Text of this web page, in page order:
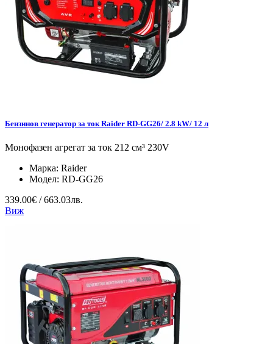
Бензинов генератор за ток Raider RD-GG26/ 2.8 kW/ 12 л
Монофазен агрегат за ток 212 см³ 230V
Марка: Raider
Модел: RD-GG26
339.00€ / 663.03лв.
Виж